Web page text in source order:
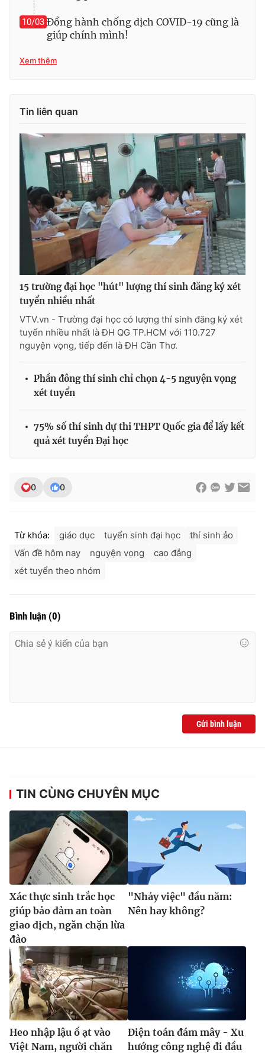
Ðiện thoại Thời báo VTV:
Email:toasoan@vtv.vn
Liên hệ quảng cáo:024-7300.7108
® Cấm sao chép dưới mọi hình thức nếu không có sự chấp
thuận bằng văn bản. Ghi rõ nguồn VTV.vn khi phát hành lại
thông tin từ website này.
10/03 Đồng hành chống dịch COVID-19 cũng là
giúp chính mình!
Xem thêm
Tin liên quan
15 trường đại học "hút" lượng thí sinh đăng ký xét
tuyển nhiều nhất
VTV.vn - Trường đại học có lượng thí sinh đăng ký xét
tuyển nhiều nhất là ĐH QG TP.HCM với 110.727
nguyện vọng, tiếp đến là ĐH Cần Thơ.
Phần đông thí sinh chỉ chọn 4-5 nguyện vọng
xét tuyển
75% số thí sinh dự thi THPT Quốc gia để lấy kết
quả xét tuyển Đại học
0 0
Từ khóa: giáo dục tuyển sinh đại học
thí sinh ảo
Vấn đề hôm nay
nguyện vọng
cao đẳng
xét tuyển theo nhóm
Bình luận (0)
Gửi bình luận
TIN CÙNG CHUYÊN MỤC
Xác thực sinh trắc học
giúp bảo đảm an toàn
giao dịch, ngăn chặn lừa
đảo
"Nhảy việc" đầu năm:
Nên hay không?
Heo nhập lậu ồ ạt vào
Việt Nam, người chăn
Điện toán đám mây - Xu
hướng công nghệ đi đầu